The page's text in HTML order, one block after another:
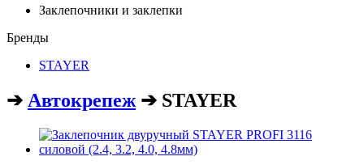
Заклепочники и заклепки
Бренды
STAYER
➔ Автокрепеж ➔ STAYER